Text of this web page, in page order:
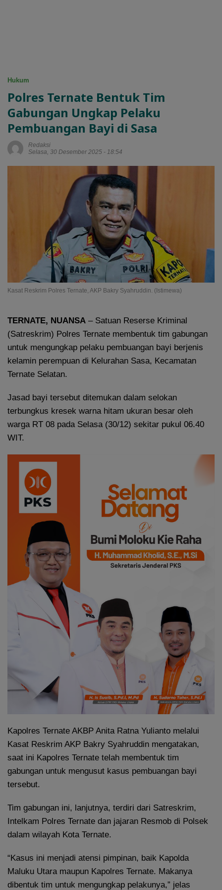
Hukum
Polres Ternate Bentuk Tim
Gabungan Ungkap Pelaku
Pembuangan Bayi di Sasa
Redaksi
Selasa, 30 Desember 2025 - 18:54
Kasat Reskrim Polres Ternate, AKP Bakry Syahruddin. (Istimewa)
TERNATE, NUANSA – Satuan Reserse Kriminal
(Satreskrim) Polres Ternate membentuk tim gabungan
untuk mengungkap pelaku pembuangan bayi berjenis
kelamin perempuan di Kelurahan Sasa, Kecamatan
Ternate Selatan.
Jasad bayi tersebut ditemukan dalam selokan
terbungkus kresek warna hitam ukuran besar oleh
warga RT 08 pada Selasa (30/12) sekitar pukul 06.40
WIT.
Kapolres Ternate AKBP Anita Ratna Yulianto melalui
Kasat Reskrim AKP Bakry Syahruddin mengatakan,
saat ini Kapolres Ternate telah membentuk tim
gabungan untuk mengusut kasus pembuangan bayi
tersebut.
Tim gabungan ini, lanjutnya, terdiri dari Satreskrim,
Intelkam Polres Ternate dan jajaran Resmob di Polsek
dalam wilayah Kota Ternate.
“Kasus ini menjadi atensi pimpinan, baik Kapolda
Maluku Utara maupun Kapolres Ternate. Makanya
dibentuk tim untuk mengungkap pelakunya,” jelas